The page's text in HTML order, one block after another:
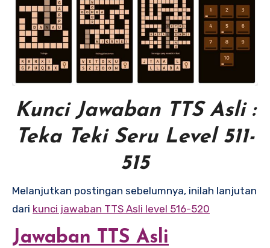
Kunci Jawaban TTS Asli :
Teka Teki Seru Level 511-
515
Melanjutkan postingan sebelumnya, inilah lanjutan
dari kunci jawaban TTS Asli level 516-520
Jawaban TTS Asli